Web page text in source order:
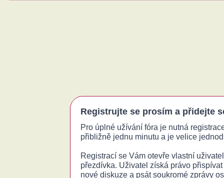
Registrujte se prosím a přidejte
Pro úplné užívání fóra je nutná
přibližně jednu minutu a je velice
Registrací se Vám otevře vlastní
přezdívka. Uživatel získá právo
nové diskuze a psát soukromé zprávy